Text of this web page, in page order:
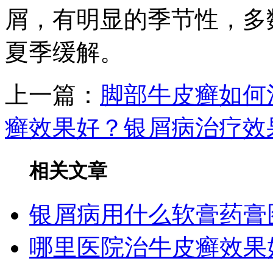
屑，有明显的季节性，
夏季缓解。
上一篇： 脚部牛皮癣如何
癣效果好？银屑病治疗效
相关文章
银屑病用什么软膏药膏
哪里医院治牛皮癣效果